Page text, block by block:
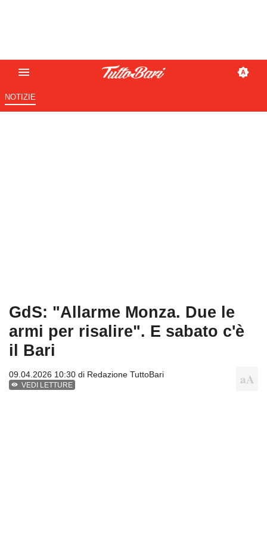
NOTIZIE
GdS: "Allarme Monza. Due le
armi per risalire". E sabato c'è
il Bari
09.04.2026 10:30 di Redazione TuttoBari
VEDI LETTURE